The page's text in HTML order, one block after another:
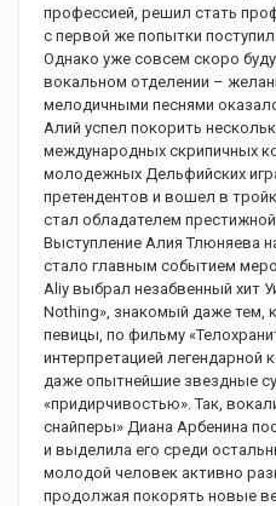
профессией, решил стать
с первой же попытки поступил
Однако уже совсем скоро
вокальном отделении –
мелодичными песнями
Алий успел покорить
международных скрипичных
молодежных Дельфийских
претендентов и вошел в
стал обладателем
Выступление Алия Тлюняева
стало главным событием
Aliy выбрал незабвенный хит
Nothing», знакомый даже тем,
певицы, по фильму
интерпретацией
даже опытнейшие звездные
«придирчивостью». Так,
снайперы» Диана Арбенина
и выделила его среди
молодой человек активно
продолжая покорять новые